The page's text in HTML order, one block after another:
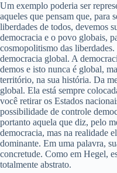
Um exemplo poderia ser
aqueles que pensam que, para
liberdades de todos, devemos
democracia e o povo globais,
cosmopolitismo das
democracia global. A
demos e isto nunca é global,
território, na sua história. Da
global. Ela está sempre
você retirar os Estados
possibilidade de controle
portanto aquela que diz, pelo
democracia, mas na realidade
dominante. Em uma palavra,
concretude. Como em Hegel,
totalmente abstrato.